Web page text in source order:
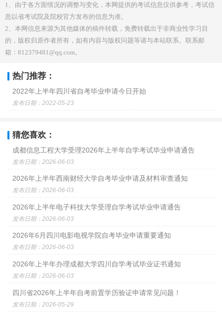
1、由于各方面情况的调整与变化，本网提供的考试信息仅供参考，考试信
息以省考试院及院校官方发布的信息为准。
2、本网信息来源为其他媒体的稿件转载，免费转载出于非商业性学习目
的，版权归原作者所有，如有内容与版权问题等请与本站联系。联系邮
箱：812379481@qq.com。
热门推荐：
2022年上半年四川省自考毕业申请今日开始
发布日期：2022-05-23
猜您喜欢：
成都信息工程大学受理2026年上半年自学考试毕业申请通告
发布日期：2026-06-03
2026年上半年西南财经大学自考毕业申请及材料审查通知
发布日期：2026-06-03
2026年上半年电子科技大学受理自学考试毕业申请通告
发布日期：2026-06-03
2026年6月四川电影电视学院自考毕业申请重要通知
发布日期：2026-06-03
2026年上半年办理成都大学四川自学考试毕业证书通知
发布日期：2026-06-03
四川省2026年上半年自考前置学历验证申请常见问题！
发布日期：2026-05-29